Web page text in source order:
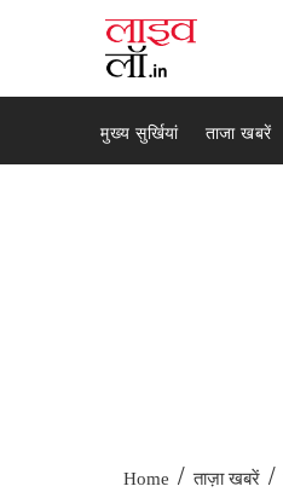
मुख्य सुर्खियां ताजा खबरें
Home / ताज़ा खबरें /